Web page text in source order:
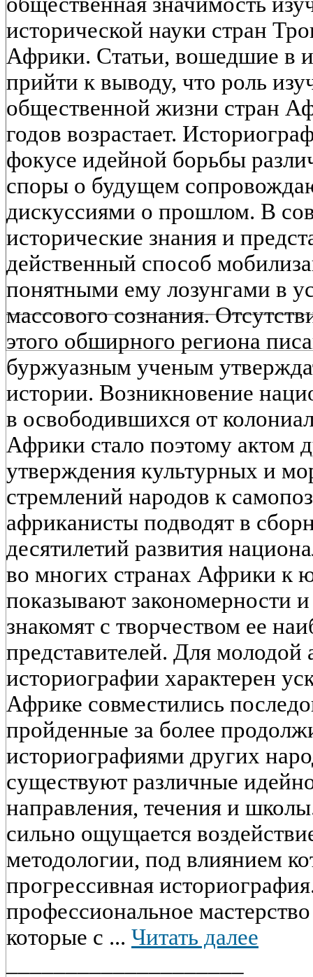
исторической науки стран
Африки. Статьи, вошедшие в
прийти к выводу, что роль
общественной жизни стран
годов возрастает.
фокусе идейной борьбы
споры о будущем
дискуссиями о прошлом. В
исторические знания и
действенный способ
понятными ему лозунгами в
массового сознания.
этого обширного региона
буржуазным ученым
истории. Возникновение
в освободившихся от
Африки стало поэтому актом
утверждения культурных и
стремлений народов к
африканисты подводят в
десятилетий развития
во многих странах Африки к
показывают закономерности
знакомят с творчеством ее
представителей. Для молодой
историографии характерен
Африке совместились
пройденные за более
историографиями других
существуют различные
направления, течения и
сильно ощущается
методологии, под влиянием
прогрессивная
профессиональное
которые с ... Читать далее